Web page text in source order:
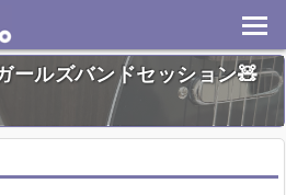
ールズバンドセッション🧸
31名